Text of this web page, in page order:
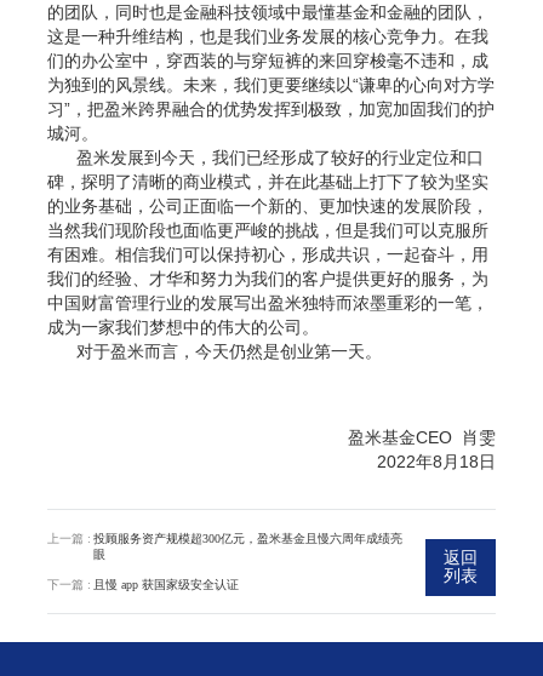
的团队，同时也是金融科技领域中最懂基金和金融的团队，
这是一种升维结构，也是我们业务发展的核心竞争力。在我
们的办公室中，穿西装的与穿短裤的来回穿梭毫不违和，成
为独到的风景线。未来，我们更要继续以“谦卑的心向对方学
习”，把盈米跨界融合的优势发挥到极致，加宽加固我们的护
城河。
盈米发展到今天，我们已经形成了较好的行业定位和口
碑，探明了清晰的商业模式，并在此基础上打下了较为坚实
的业务基础，公司正面临一个新的、更加快速的发展阶段，
当然我们现阶段也面临更严峻的挑战，但是我们可以克服所
有困难。相信我们可以保持初心，形成共识，一起奋斗，用
我们的经验、才华和努力为我们的客户提供更好的服务，为
中国财富管理行业的发展写出盈米独特而浓墨重彩的一笔，
成为一家我们梦想中的伟大的公司。
对于盈米而言，今天仍然是创业第一天。
盈米基金CEO 肖雯
2022年8月18日
上一篇 : 投顾服务资产规模超300亿元，盈米基金且慢六周年成绩亮
眼
下一篇 : 且慢 app 获国家级安全认证
返回
列表